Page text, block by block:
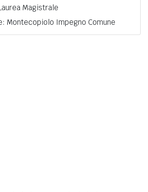
Magistrale
Montecopiolo Impegno Comune